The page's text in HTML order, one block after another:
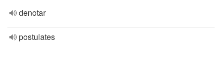
denotar
postulates